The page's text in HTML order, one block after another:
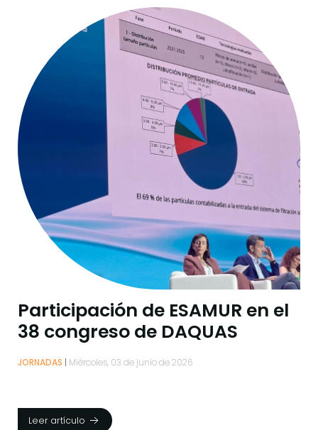
Participación de ESAMUR en el
38 congreso de DAQUAS
JORNADAS Miércoles, 03 de junio de 2026
Leer artículo